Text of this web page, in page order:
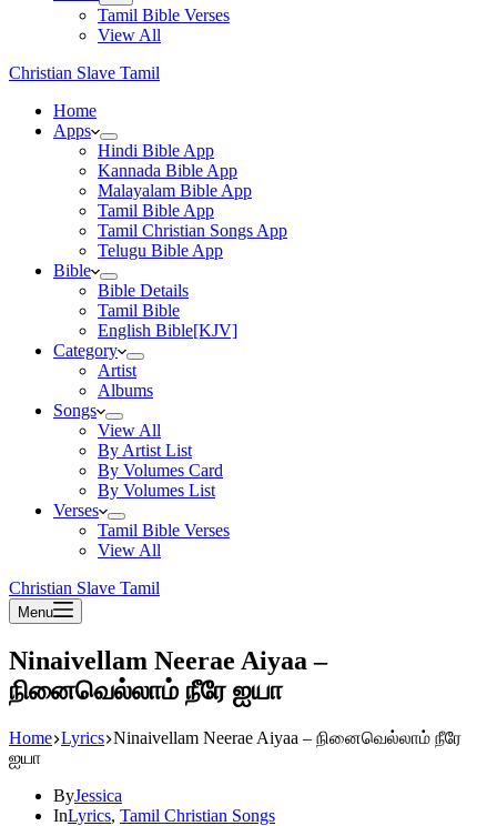
Tamil Bible Verses
View All
Christian Slave Tamil
Home
Apps
Hindi Bible App
Kannada Bible App
Malayalam Bible App
Tamil Bible App
Tamil Christian Songs App
Telugu Bible App
Bible
Bible Details
Tamil Bible
English Bible[KJV]
Category
Artist
Albums
Songs
View All
By Artist List
By Volumes Card
By Volumes List
Verses
Tamil Bible Verses
View All
Christian Slave Tamil
Menu
Ninaivellam Neerae Aiyaa –
நினைவெல்லாம் நீரே ஐயா
Home Lyrics Ninaivellam Neerae Aiyaa – நினைவெல்லாம் நீரே
ஐயா
ByJessica
InLyrics, Tamil Christian Songs